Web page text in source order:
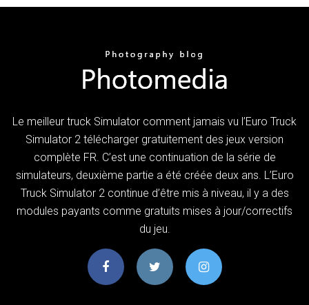
Le meilleur truck Simulator comment jamais vu l’Euro Truck
Simulator 2 télécharger gratuitement des jeux version
complète FR. C’est une continuation de la série de
simulateurs, deuxième partie a été créée deux ans. L’Euro
Truck Simulator 2 continue d’être mis à niveau, il y a des
modules payants comme gratuits mises à jour/correctifs
du jeu.